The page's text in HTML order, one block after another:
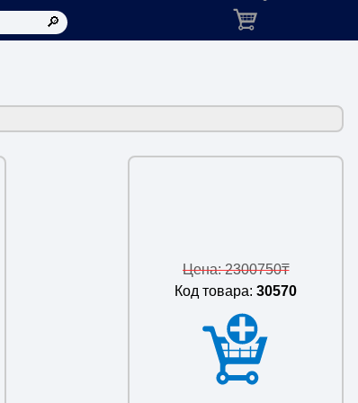
Корзина: товаров в
Цена: 2300750₸
Код товара: 30570